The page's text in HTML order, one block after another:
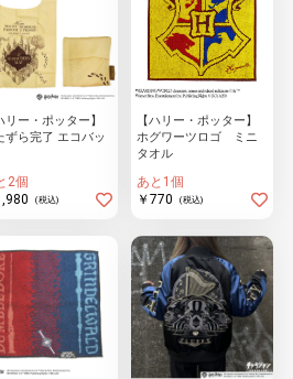
リー・ポッター】
ずら完了 エコバッ
2個
(税込)
【ハリー・ポッター】
ホグワーツロゴ ミニ
タオル
あと1個
￥770
(税込)